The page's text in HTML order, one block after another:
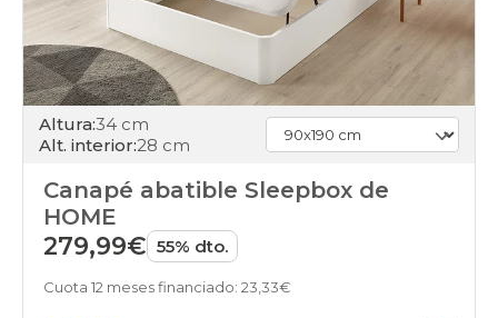
canapes-
abatibles
150x200cm-
doble
apertura-
frontal
black-
days
canapes-
abatibles
frontal
Altura:34 cm
Alt. interior:28 cm
Canapé abatible Sleepbox de
HOME
279,99€ 55% dto.
Cuota 12 meses financiado: 23,33€